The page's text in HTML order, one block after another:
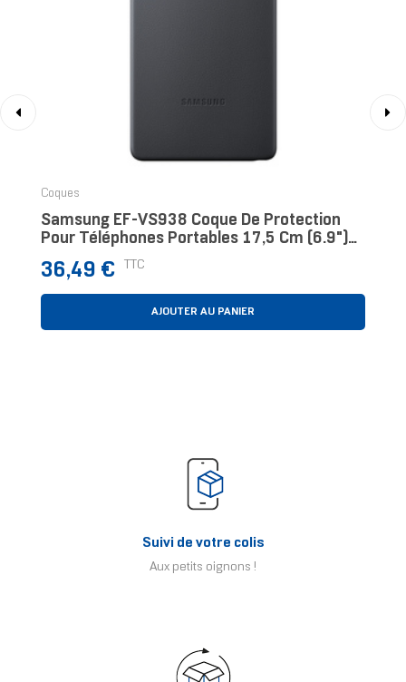
Coques
Samsung EF-VS938 Coque De Protection
Pour Téléphones Portables 17,5 Cm (6.9")
Housse Noir
Prix
36,49 € TTC
AJOUTER AU PANIER
Suivi de votre colis
Aux petits oignons !